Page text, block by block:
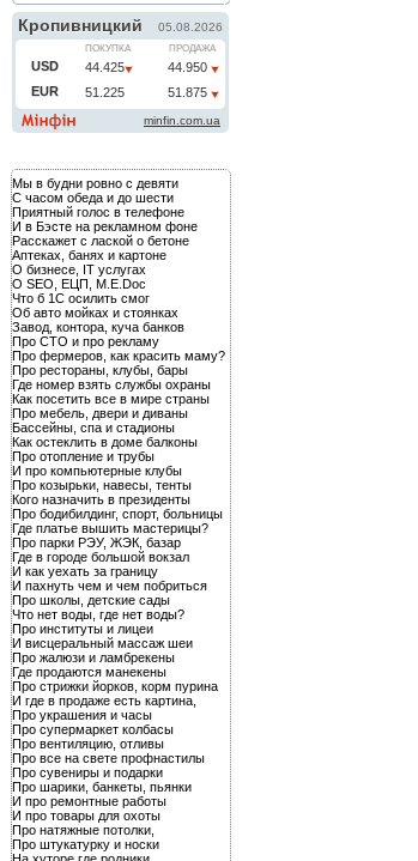
Мы в будни ровно с девяти
С часом обеда и до шести
Приятный голос в телефоне
И в Бэсте на рекламном фоне
Расскажет с лаской о бетоне
Аптеках, банях и картоне
О бизнесе, IT услугах
О SEO, ЕЦП, M.E.Doc
Что б 1С осилить смог
Об авто мойках и стоянках
Завод, контора, куча банков
Про СТО и про рекламу
Про фермеров, как красить маму?
Про рестораны, клубы, бары
Где номер взять службы охраны
Как посетить все в мире страны
Про мебель, двери и диваны
Бассейны, спа и стадионы
Как остеклить в доме балконы
Про отопление и трубы
И про компьютерные клубы
Про козырьки, навесы, тенты
Кого назначить в президенты
Про бодибилдинг, спорт, больницы
Где платье вышить мастерицы?
Про парки РЭУ, ЖЭК, базар
Где в городе большой вокзал
И как уехать за границу
И пахнуть чем и чем побриться
Про школы, детские сады
Что нет воды, где нет воды?
Про институты и лицеи
И висцеральный массаж шеи
Про жалюзи и ламбрекены
Где продаются манекены
Про стрижки йорков, корм пурина
И где в продаже есть картина,
Про украшения и часы
Про супермаркет колбасы
Про вентиляцию, отливы
Про все на свете профнастилы
Про сувениры и подарки
Про шарики, банкеты, пьянки
И про ремонтные работы
И про товары для охоты
Про натяжные потолки,
Про штукатурку и носки